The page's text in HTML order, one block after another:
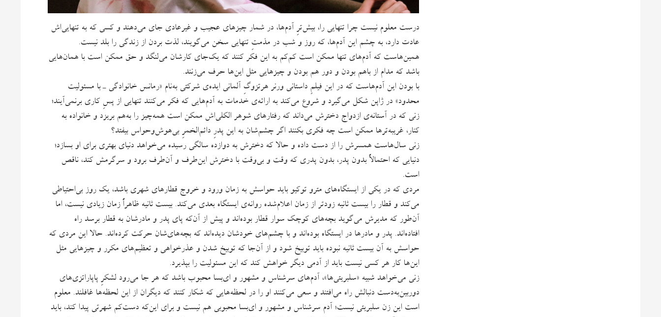
درست معلوم نیست چرا تنهایی را، بیش‌ترِ آدم‌ها، در شمار چیزهای عجیب و غیرعادی جای می‌دهند و کسی که به تنهایی‌اش
عادت دارد، به چشم این آدم‌ها، که روز و شب در مذمتِ تنهایی سخن می‌گویند، لذت بردن از زندگی را بلد نیست.
همین‌هاست که آدم‌های تنها ممکن است کم‌کم به این فکر کنند که یک‌جای کارشان می‌لنگد و حق ممکن است با همان‌هایی
باشد که مدام از باهم بودن و دور هم بودن و چیزهایی مثل این‌ها حرف می‌زنند.
با بودن این‌ آدم‌هاست که در این فیلمِ داستانی ورنر هرتزوگِ آلمانی ایده‌ی شرکتی به‌نام «رمانس خانوادگی ـ با مسئولیت
محدود» در ژاپن شکل می‌گیرد و شروع می‌کند به ارائه‌ی خدمات به آدم‌هایی که فکر می‌کنند تنهایی از پسِ کاری برنمی‌آیند؛
زنی که در آستانه‌ی ازدواج دخترش می‌داند که رفتارهای شوهر الکلی‌اش ممکن است همه‌چیز را به‌هم بریزد و خانواده به
کنار، غریبه‌ترها ممکن است چه فکری بکنند اگر چشم‌شان به این پدرِ دائم‌الخمرِ بی‌هوش‌وحواس بیفتد؟
زنی سال‌هاست همسرش را از دست داده و حالا که دخترش به دوازده سالگی رسیده می‌خواهد دنیای بهتری برای او بسازد؛
دنیایی که احتمالاً بدون پدر، بدون پدری که وقت و بی‌وقت با دخترش این‌طرف و آن‌طرف برود و سرگرمش کند، ناقص
است.
مردی که در یکی از ایستگاه‌های مترو توکیو باید حواسش به زمان ورود و خروج قطارهای شهری باشد، یک روز بی‌احتیاطی
می‌کند و قطار را بیست ثانیه زودتر از زمان اعلام‌شده روانه‌ی ایستگاه بعدی می‌کند. بیست ثانیه ظاهراً زمان زیادی نیست، اما
آن‌طور که مدیرش می‌گوید بچه‌های کوچک سوار قطار بوده‌اند و پیش از آن‌که پای پدر و مادرشان به قطار برسد راه
افتاده‌اند. پدر و مادرها در ایستگاه بوده‌اند و با چشم‌های خودشان دیده‌اند که بچه‌های‌شان حرکت کرده‌اند. حالا این مردی که
حواسش به آن بیست ثانیه‌ نبوده باید توبیخ شود و از آن‌جا که توبیخ شدن و عذرخواهی و تعظیم‌های مکرر و چیزهایی مثل
این‌ها کار هر کسی نیست باید از آدمی دیگر خواهش کند که این مسئولیت را بپذیرد.
زنی می‌خواهد شبیه «سلبریتی‌ها»، آدم‌های سرشناس و مشهور و ای‌بسا محبوب باشد که هر جا می‌رود لشکرِ پاپاراتزی‌های
دوربین‌به‌دست دنبالش راه می‌افتند و سعی می‌کنند او را در لحظه‌هایی که شکار کنند که دیگران از این لحظه‌ها غافلند. معلوم
است این زن سلبریتی نیست؛ آدم سرشناس و مشهور و ای‌بسا محبوبی هم نیست و برای این‌که دست‌کم شهرتی پیدا کند، باید